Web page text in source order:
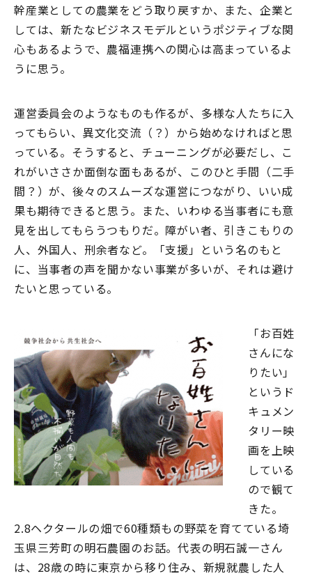
幹産業としての農業をどう取り戻すか、また、企業と
しては、新たなビジネスモデルというポジティブな関
心もあるようで、農福連携への関心は高まっているよ
うに思う。
運営委員会のようなものも作るが、多様な人たちに入
ってもらい、異文化交流（？）から始めなければと思
っている。そうすると、チューニングが必要だし、こ
れがいささか面倒な面もあるが、このひと手間（二手
間？）が、後々のスムーズな運営につながり、いい成
果も期待できると思う。また、いわゆる当事者にも意
見を出してもらうつもりだ。障がい者、引きこもりの
人、外国人、刑余者など。「支援」という名のもと
に、当事者の声を聞かない事業が多いが、それは避け
たいと思っている。
「お百姓
さんにな
りたい」
というド
キュメン
タリー映
画を上映
している
ので観て
きた。
2.8ヘクタールの畑で60種類もの野菜を育てている埼
玉県三芳町の明石農園のお話。代表の明石誠一さん
は、28歳の時に東京から移り住み、新規就農した人